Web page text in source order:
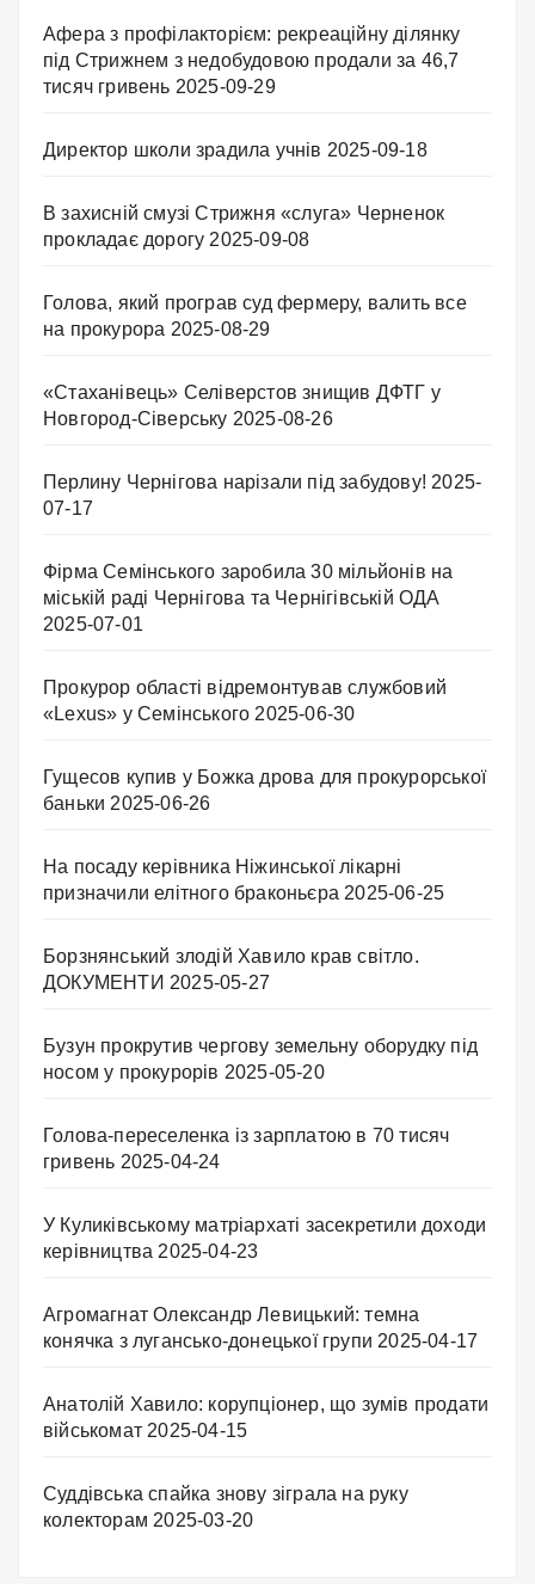
Афера з профілакторієм: рекреаційну ділянку
під Стрижнем з недобудовою продали за 46,7
тисяч гривень 2025-09-29
Директор школи зрадила учнів 2025-09-18
В захисній смузі Стрижня «слуга» Черненок
прокладає дорогу 2025-09-08
Голова, який програв суд фермеру, валить все
на прокурора 2025-08-29
«Стаханівець» Селіверстов знищив ДФТГ у
Новгород-Сіверську 2025-08-26
Перлину Чернігова нарізали під забудову! 2025-
07-17
Фірма Семінського заробила 30 мільйонів на
міській раді Чернігова та Чернігівській ОДА
2025-07-01
Прокурор області відремонтував службовий
«Lexus» у Семінського 2025-06-30
Гущесов купив у Божка дрова для прокурорської
баньки 2025-06-26
На посаду керівника Ніжинської лікарні
призначили елітного браконьєра 2025-06-25
Борзнянський злодій Хавило крав світло.
ДОКУМЕНТИ 2025-05-27
Бузун прокрутив чергову земельну оборудку під
носом у прокурорів 2025-05-20
Голова-переселенка із зарплатою в 70 тисяч
гривень 2025-04-24
У Куликівському матріархаті засекретили доходи
керівництва 2025-04-23
Агромагнат Олександр Левицький: темна
конячка з лугансько-донецької групи 2025-04-17
Анатолій Хавило: корупціонер, що зумів продати
військомат 2025-04-15
Суддівська спайка знову зіграла на руку
колекторам 2025-03-20